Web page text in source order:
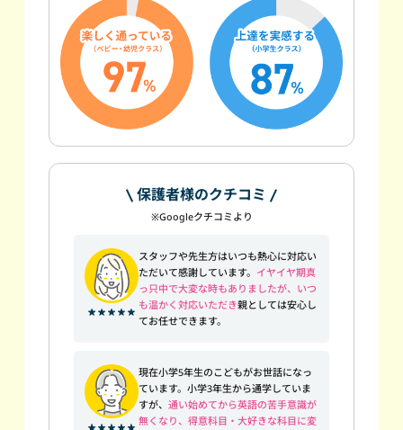
保護者様のクチコミ
※Googleクチコミより
スタッフや先生方はいつも熱心に対応い
ただいて感謝しています。 イヤイヤ期真
っ只中で大変な時もありましたが、いつ
も温かく対応いただき親としては安心し
てお任せできます。
現在小学5年生のこどもがお世話になっ
ています。小学3年生から通学していま
すが、 通い始めてから英語の苦手意識が
無くなり、得意科目・大好きな科目に変